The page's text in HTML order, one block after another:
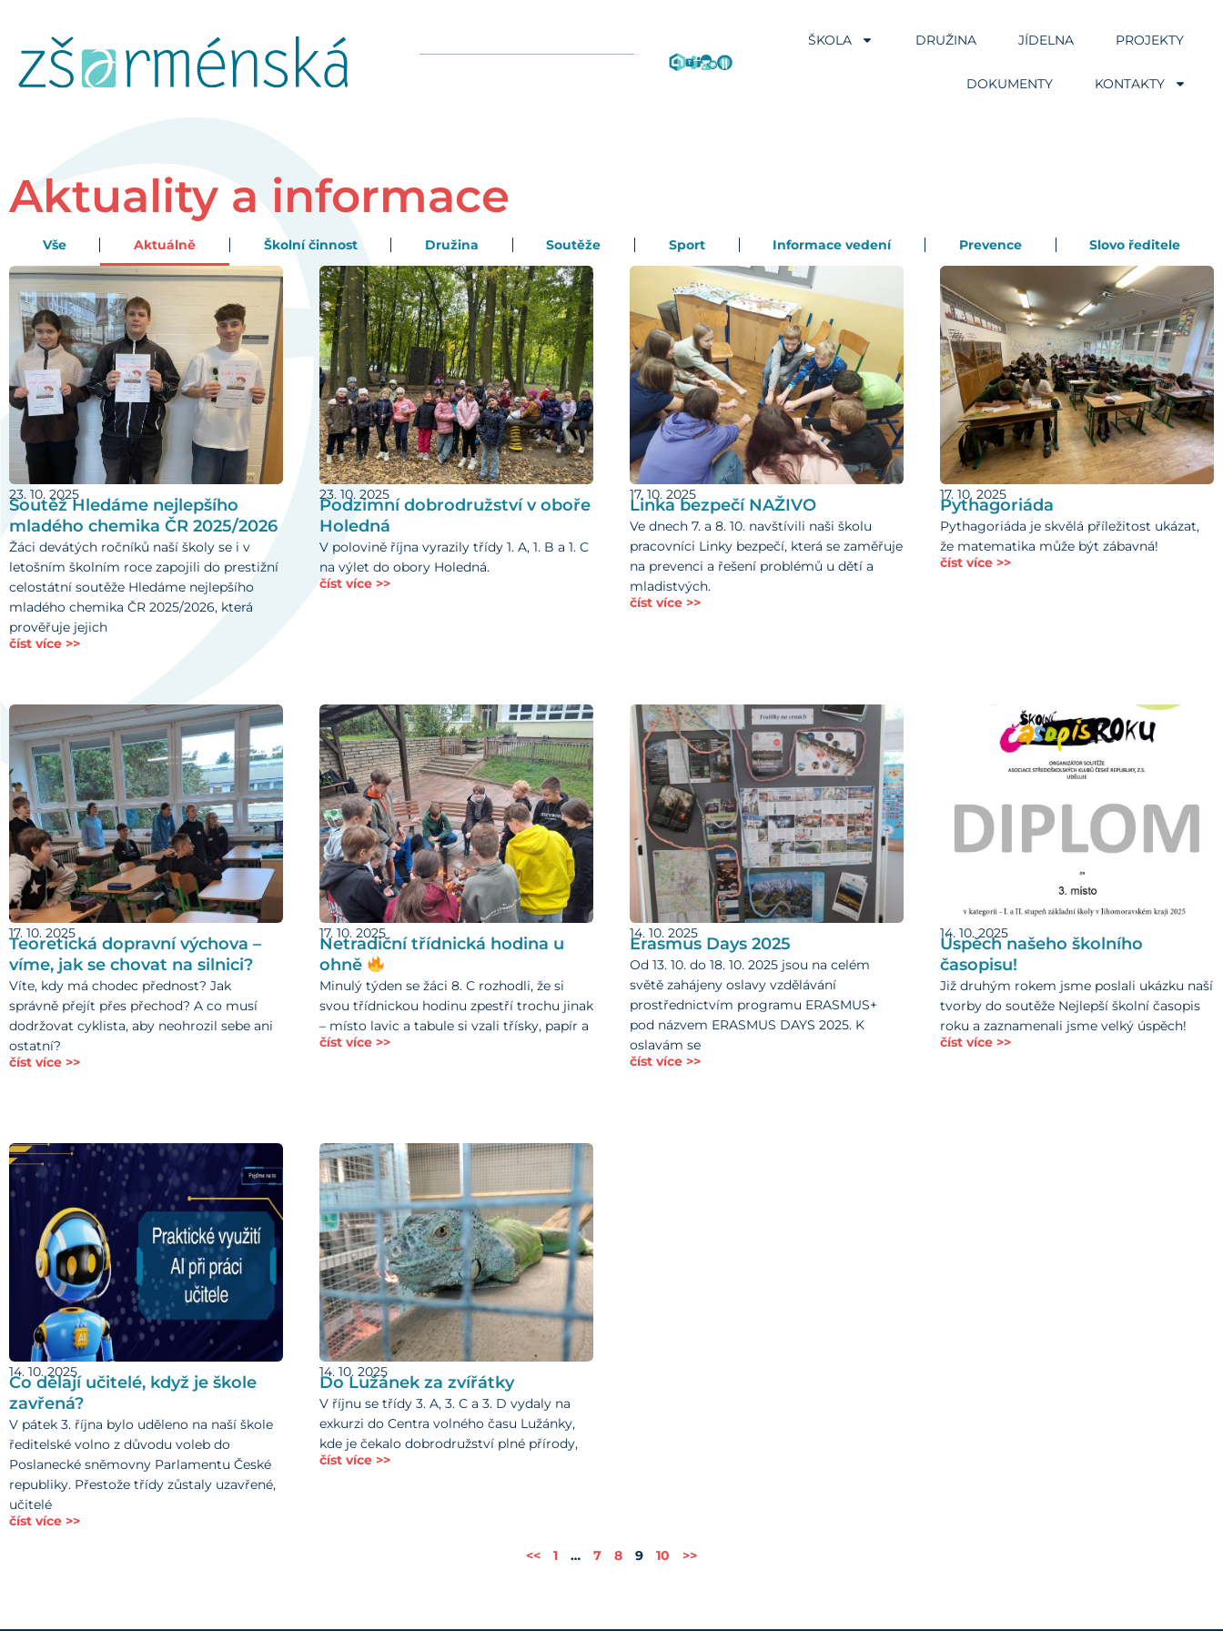
ŠKOLA DRUŽINA JÍDELNA PROJEKTY
DOKUMENTY KONTAKTY
Aktuality a informace
Vše Aktuálně Školní činnost Družina Soutěže Sport Informace vedení Prevence Slovo ředitele
23. 10. 2025
Soutěž Hledáme nejlepšího
mladého chemika ČR 2025/2026
Žáci devátých ročníků naší školy se i v
letošním školním roce zapojili do prestižní
celostátní soutěže Hledáme nejlepšího
mladého chemika ČR 2025/2026, která
prověřuje jejich
číst více >>
23. 10. 2025
Podzimní dobrodružství v oboře
Holedná
V polovině října vyrazily třídy 1. A, 1. B a 1. C
na výlet do obory Holedná.
číst více >>
17. 10. 2025
Linka bezpečí NAŽIVO
Ve dnech 7. a 8. 10. navštívili naši školu
pracovníci Linky bezpečí, která se zaměřuje
na prevenci a řešení problémů u dětí a
mladistvých.
číst více >>
17. 10. 2025
Pythagoriáda
Pythagoriáda je skvělá příležitost ukázat,
že matematika může být zábavná!
číst více >>
17. 10. 2025
Teoretická dopravní výchova –
víme, jak se chovat na silnici?
Víte, kdy má chodec přednost? Jak
správně přejít přes přechod? A co musí
dodržovat cyklista, aby neohrozil sebe ani
ostatní?
číst více >>
17. 10. 2025
Netradiční třídnická hodina u
ohně
Minulý týden se žáci 8. C rozhodli, že si
svou třídnickou hodinu zpestří trochu jinak
– místo lavic a tabule si vzali třísky, papír a
číst více >>
14. 10. 2025
Erasmus Days 2025
Od 13. 10. do 18. 10. 2025 jsou na celém
světě zahájeny oslavy vzdělávání
prostřednictvím programu ERASMUS+
pod názvem ERASMUS DAYS 2025. K
oslavám se
číst více >>
14. 10. 2025
Úspěch našeho školního
časopisu!
Již druhým rokem jsme poslali ukázku naší
tvorby do soutěže Nejlepší školní časopis
roku a zaznamenali jsme velký úspěch!
číst více >>
14. 10. 2025
Co dělají učitelé, když je škole
zavřená?
V pátek 3. října bylo uděleno na naší škole
ředitelské volno z důvodu voleb do
Poslanecké sněmovny Parlamentu České
republiky. Přestože třídy zůstaly uzavřené,
učitelé
číst více >>
14. 10. 2025
Do Lužánek za zvířátky
V říjnu se třídy 3. A, 3. C a 3. D vydaly na
exkurzi do Centra volného času Lužánky,
kde je čekalo dobrodružství plné přírody,
číst více >>
<< 1 … 7 8 9 10 >>